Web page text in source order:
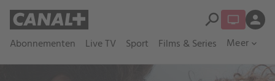
Abonnementen Live TV Sport Films & Series Meer expand_more
search person